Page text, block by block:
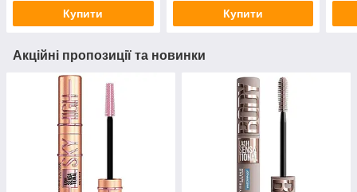
Купити Купити
Акційні пропозиції та новинки